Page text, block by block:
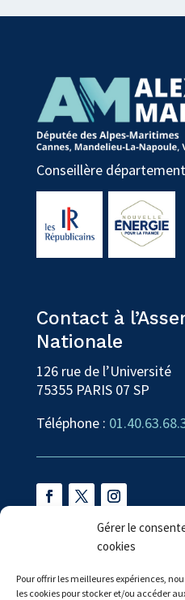
Gérer le
cookies
Pour offrir les meilleures expériences,
les cookies pour stocker et/ou accéder
Conseillère
Contact à
Nationale
126 rue de l’Université
75355 PARIS 07 SP
Téléphone :
Contact en
57 Rue Félix Faure